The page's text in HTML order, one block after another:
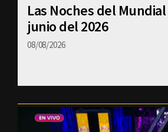
Las Noches del Mundial
junio del 2026
08/08/2026